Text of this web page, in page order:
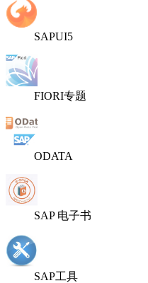
SAPUI5
FIORI专题
ODATA
SAP 电子书
SAP工具